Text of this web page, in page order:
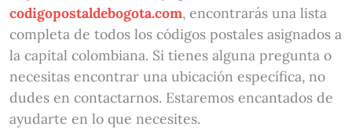
codigopostaldebogota.com, encontrarás una lista
completa de todos los códigos postales asignados a
la capital colombiana. Si tienes alguna pregunta o
necesitas encontrar una ubicación específica, no
dudes en contactarnos. Estaremos encantados de
ayudarte en lo que necesites.